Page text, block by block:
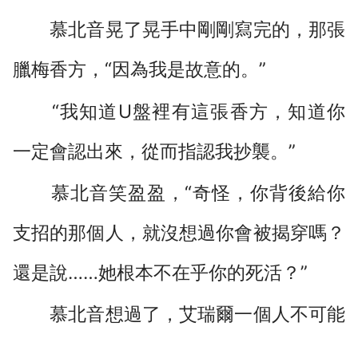
慕北音晃了晃手中剛剛寫完的，那張
臘梅香方，“因為我是故意的。”
“我知道U盤裡有這張香方，知道你
一定會認出來，從而指認我抄襲。”
慕北音笑盈盈，“奇怪，你背後給你
支招的那個人，就沒想過你會被揭穿嗎？
還是說……她根本不在乎你的死活？”
慕北音想過了，艾瑞爾一個人不可能